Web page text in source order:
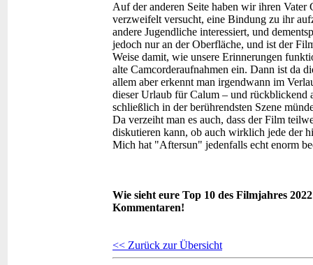
Auf der anderen Seite haben wir ihren
verzweifelt versucht, eine Bindung zu ihr
andere Jugendliche interessiert, und
jedoch nur an der Oberfläche, und ist der
Weise damit, wie unsere Erinnerungen
alte Camcorderaufnahmen ein. Dann ist da
allem aber erkennt man irgendwann im
dieser Urlaub für Calum – und rückblickend
schließlich in der berührendsten Szene
Da verzeiht man es auch, dass der Film
diskutieren kann, ob auch wirklich jede der
Mich hat "Aftersun" jedenfalls echt enorm
Wie sieht eure Top 10 des Filmjahres
Kommentaren!
<< Zurück zur Übersicht